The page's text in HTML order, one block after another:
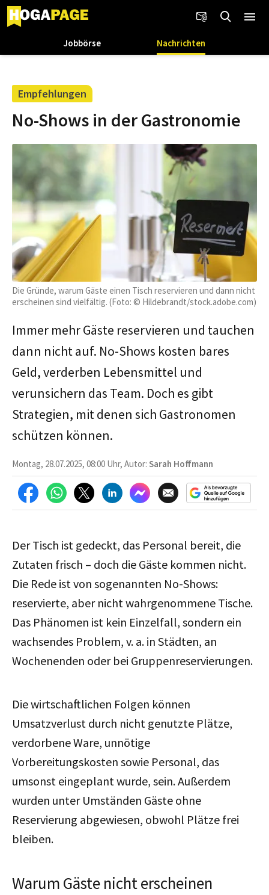
Jobbörse Nachrichten
Empfehlungen
No-Shows in der Gastronomie
Die Gründe, warum Gäste einen Tisch reservieren und dann nicht
erscheinen sind vielfältig. (Foto: © Hildebrandt/stock.adobe.com)
Immer mehr Gäste reservieren und tauchen
dann nicht auf. No-Shows kosten bares
Geld, verderben Lebensmittel und
verunsichern das Team. Doch es gibt
Strategien, mit denen sich Gastronomen
schützen können.
Montag, 28.07.2025, 08:00 Uhr, Autor: Sarah Hoffmann
Der Tisch ist gedeckt, das Personal bereit, die
Zutaten frisch – doch die Gäste kommen nicht.
Die Rede ist von sogenannten No-Shows:
reservierte, aber nicht wahrgenommene Tische.
Das Phänomen ist kein Einzelfall, sondern ein
wachsendes Problem, v. a. in Städten, an
Wochenenden oder bei Gruppenreservierungen.
Die wirtschaftlichen Folgen können
Umsatzverlust durch nicht genutzte Plätze,
verdorbene Ware, unnötige
Vorbereitungskosten sowie Personal, das
umsonst eingeplant wurde, sein. Außerdem
wurden unter Umständen Gäste ohne
Reservierung abgewiesen, obwohl Plätze frei
bleiben.
Warum Gäste nicht erscheinen